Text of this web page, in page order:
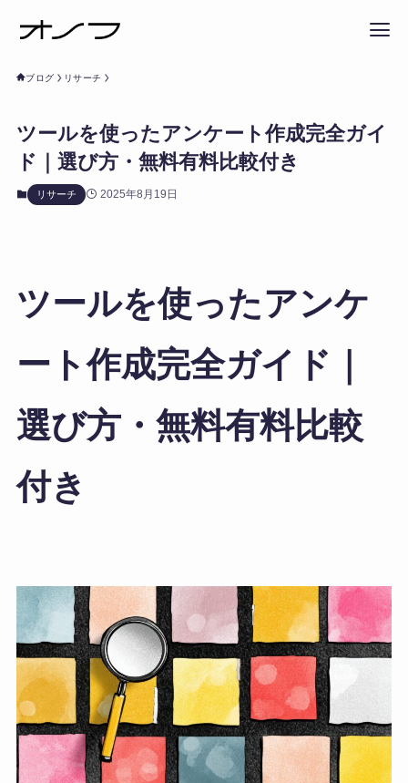
ブログ リサーチ
ツールを使ったアンケート作成完全ガイ
ド｜選び方・無料有料比較付き
リサーチ 2025年8月19日
ツールを使ったアンケ
ート作成完全ガイド｜
選び方・無料有料比較
付き